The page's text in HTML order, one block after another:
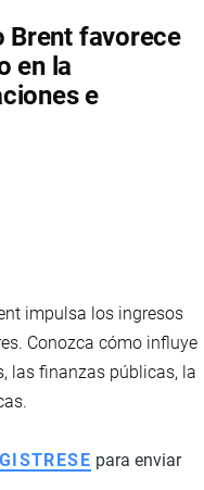
Brent favorece
en la
e
impulsa los ingresos
Conozca cómo influye
las finanzas públicas, la
para enviar